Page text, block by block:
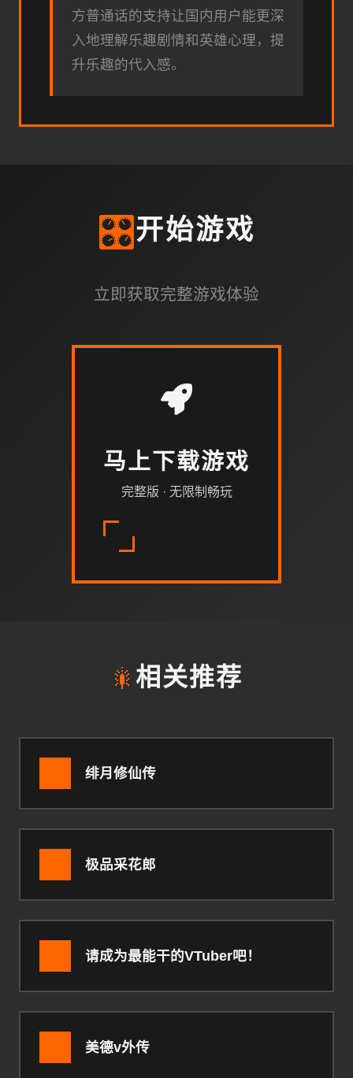
方普通话的支持让国内用户能更深
入地理解乐趣剧情和英雄心理，提
升乐趣的代入感。
🎛️开始游戏
立即获取完整游戏体验
马上下载游戏
完整版 · 无限制畅玩
🎇 相关推荐
绯月修仙传
极品采花郎
请成为最能干的VTuber吧！
美德v外传